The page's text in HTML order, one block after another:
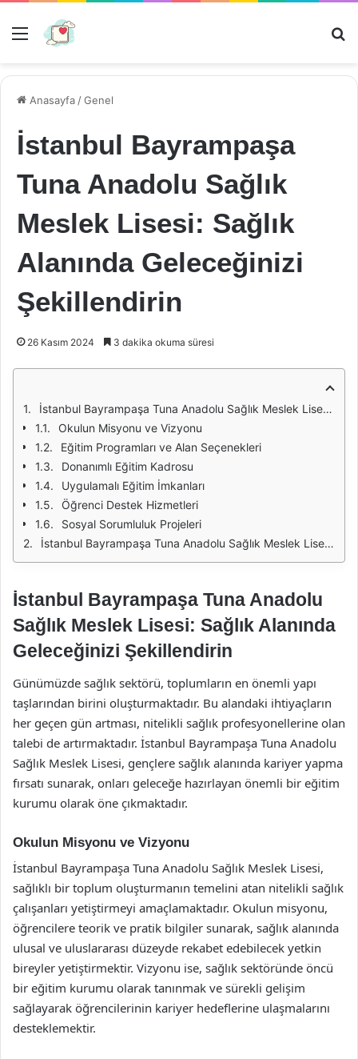
Menü
Anasayfa /Genel
İstanbul Bayrampaşa
Tuna Anadolu Sağlık
Meslek Lisesi: Sağlık
Alanında Geleceğinizi
Şekillendirin
26 Kasım 2024 3 dakika okuma süresi
İstanbul Bayrampaşa Tuna Anadolu Sağlık Meslek Lisesi: Sağlık Alanında Geleceğinizi Şekillendirin
Okulun Misyonu ve Vizyonu
Eğitim Programları ve Alan Seçenekleri
Donanımlı Eğitim Kadrosu
Uygulamalı Eğitim İmkanları
Öğrenci Destek Hizmetleri
Sosyal Sorumluluk Projeleri
İstanbul Bayrampaşa Tuna Anadolu Sağlık Meslek Lisesi: Sağlık Alanında Geleceğinizi Şekillendirin
İstanbul Bayrampaşa Tuna Anadolu
Sağlık Meslek Lisesi: Sağlık Alanında
Geleceğinizi Şekillendirin
Günümüzde sağlık sektörü, toplumların en önemli yapı
taşlarından birini oluşturmaktadır. Bu alandaki ihtiyaçların
her geçen gün artması, nitelikli sağlık profesyonellerine olan
talebi de artırmaktadır. İstanbul Bayrampaşa Tuna Anadolu
Sağlık Meslek Lisesi, gençlere sağlık alanında kariyer yapma
fırsatı sunarak, onları geleceğe hazırlayan önemli bir eğitim
kurumu olarak öne çıkmaktadır.
Okulun Misyonu ve Vizyonu
İstanbul Bayrampaşa Tuna Anadolu Sağlık Meslek Lisesi,
sağlıklı bir toplum oluşturmanın temelini atan nitelikli sağlık
çalışanları yetiştirmeyi amaçlamaktadır. Okulun misyonu,
öğrencilere teorik ve pratik bilgiler sunarak, sağlık alanında
ulusal ve uluslararası düzeyde rekabet edebilecek yetkin
bireyler yetiştirmektir. Vizyonu ise, sağlık sektöründe öncü
bir eğitim kurumu olarak tanınmak ve sürekli gelişim
sağlayarak öğrencilerinin kariyer hedeflerine ulaşmalarını
desteklemektir.